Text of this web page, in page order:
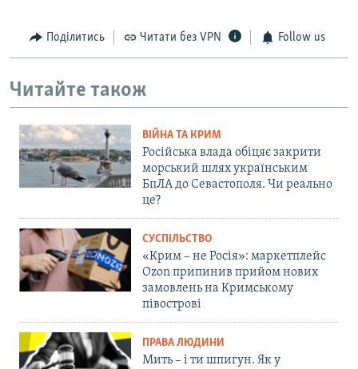
Поділитись Читати без VPN Follow us
Читайте також
ВІЙНА ТА КРИМ
Російська влада обіцяє закрити
морський шлях українським
БпЛА до Севастополя. Чи реально
це?
СУСПІЛЬСТВО
«Крим – не Росія»: маркетплейс
Ozon припинив прийом нових
замовлень на Кримському
півострові
ПРАВА ЛЮДИНИ
Мить – і ти шпигун. Як у